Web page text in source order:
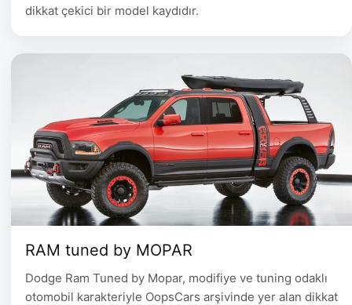
dikkat çekici bir model kaydıdır.
RAM tuned by MOPAR
Dodge Ram Tuned by Mopar, modifiye ve tuning odaklı
otomobil karakteriyle OopsCars arşivinde yer alan dikkat